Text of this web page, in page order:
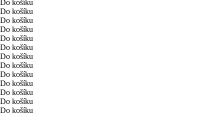
Do košíku
Do košíku
Do košíku
Do košíku
Do košíku
Do košíku
Do košíku
Do košíku
Do košíku
Do košíku
Do košíku
Do košíku
Do košíku